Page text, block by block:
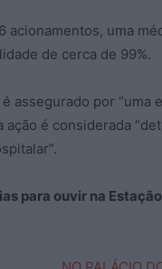
acionamentos, uma
de cerca de 99%.
é assegurado por
ação é considerada
para ouvir na